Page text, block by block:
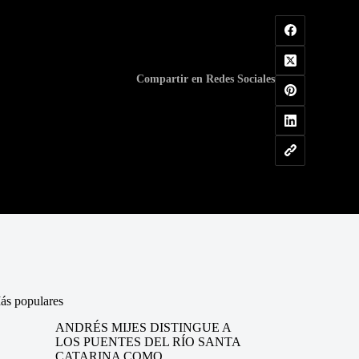
Compartir en Redes Sociales
populares
ANDRÉS MIJES DISTINGUE A
LOS PUENTES DEL RÍO SANTA
CATARINA COMO